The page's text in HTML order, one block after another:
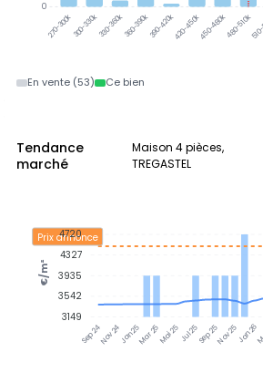
270-300k300-330k330-360k360-390k390-420k420-450k450-480k480-510k
0
En vente (53) Ce bien
Tendance
marché
Maison 4 pièces,
TREGASTEL
Sep 24Nov 24Jan 25Mar 25Mai 25Jul 25Sep 25Nov 25Jan 26
Prix annonce
4720
4327
3935
3542
3149
€/m²